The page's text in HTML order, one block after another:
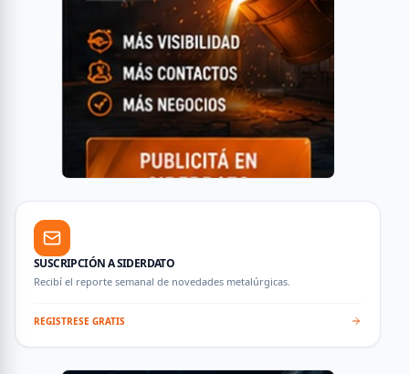
SUSCRIPCIÓN A SIDERDATO
Recibí el reporte semanal de novedades metalúrgicas.
REGISTRESE GRATIS